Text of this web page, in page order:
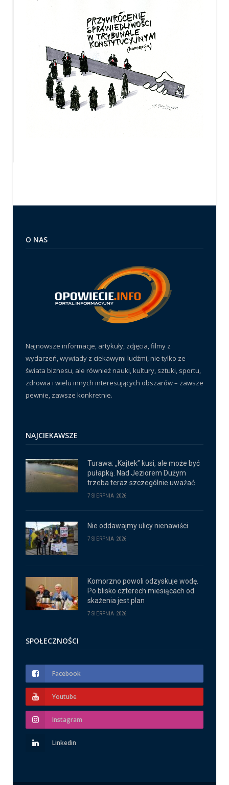
O NAS
Najnowsze informacje, artykuły, zdjęcia, filmy z
wydarzeń, wywiady z ciekawymi ludźmi, nie tylko ze
świata biznesu, ale również nauki, kultury, sztuki, sportu,
zdrowia i wielu innych interesujących obszarów – zawsze
pewnie, zawsze konkretnie.
NAJCIEKAWSZE
Turawa: „Kajtek” kusi, ale może być
pułapką. Nad Jeziorem Dużym
trzeba teraz szczególnie uważać
7 SIERPNIA 2026
Nie oddawajmy ulicy nienawiści
7 SIERPNIA 2026
Komorzno powoli odzyskuje wodę.
Po blisko czterech miesiącach od
skażenia jest plan
7 SIERPNIA 2026
SPOŁECZNOŚCI
Facebook
Youtube
Instagram
Linkedin